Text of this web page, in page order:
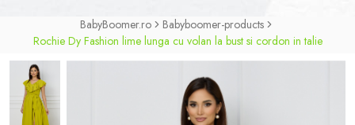
BabyBoomer.ro
Babyboomer-products
Rochie Dy Fashion lime lunga cu volan la bust si cordon in talie